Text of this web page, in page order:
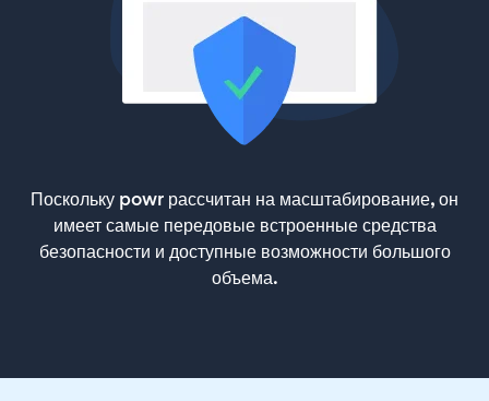
Поскольку powr рассчитан на масштабирование, он
имеет самые передовые встроенные средства
безопасности и доступные возможности большого
объема.